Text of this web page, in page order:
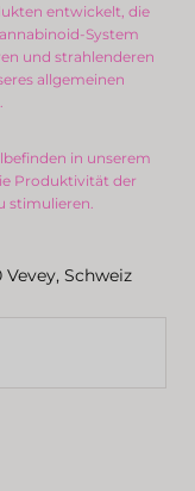
entwickelt, die
System
und strahlenderen
allgemeinen
in unserem
Produktivität der
stimulieren.
Vevey, Schweiz